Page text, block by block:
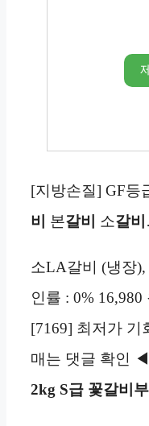
[지방손질] GF등
비
본갈비 소갈비
소LA갈비 (냉장),
인률 : 0% 16,980
[7169] 최저가
매는 댓글 확인
2kg S급 꽃갈비